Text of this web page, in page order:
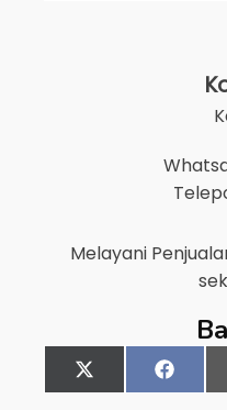
Melayani
Share
on
X
(Twitter)
Share
on